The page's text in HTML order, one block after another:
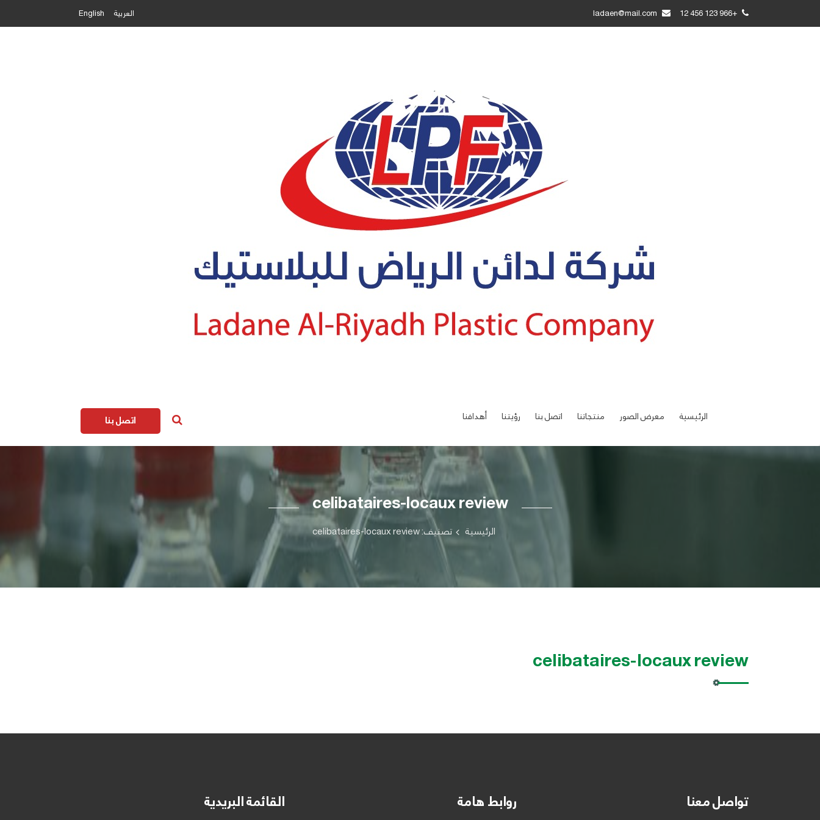
+966 123 456 12 العربية English
الرئيسية معرض الصور منتجاتنا اتصل بنا رؤيتنا أهدافنا اتصل بنا
celibataires-locaux review
الرئيسية تصنيف: celibataires-locaux review
celibataires-locaux review
تواصل معنا روابط هامة القائمة البريدية